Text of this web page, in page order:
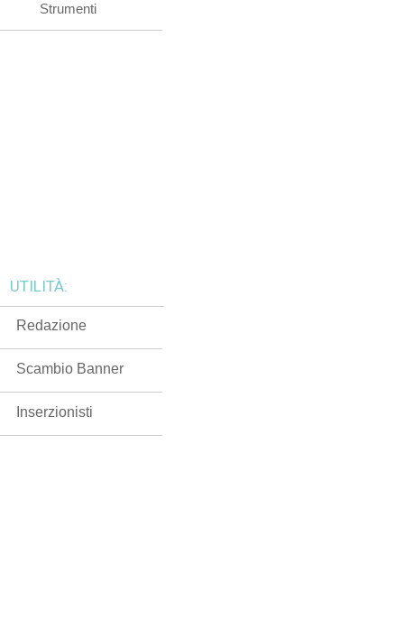
Strumenti
UTILITÀ:
Redazione
Scambio Banner
Inserzionisti